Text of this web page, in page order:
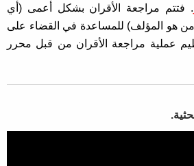
. فتتم مراجعة الأقران بشكل أعمى (أي
هو المؤلف) للمساعدة في القضاء على
عملية مراجعة الأقران من قبل محرر